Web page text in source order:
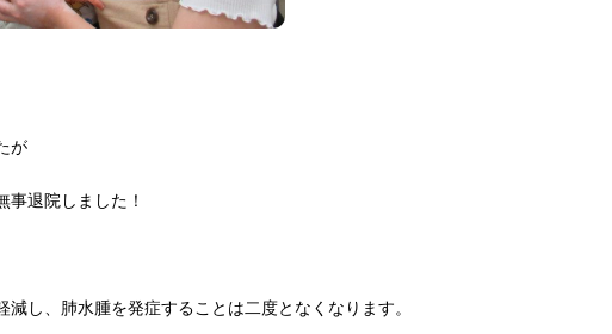
が
退院しました！
し、肺水腫を発症することは二度となくなります。